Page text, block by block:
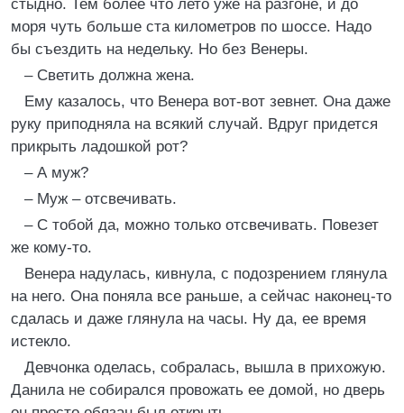
стыдно. Тем более что лето уже на разгоне, и до
моря чуть больше ста километров по шоссе. Надо
бы съездить на недельку. Но без Венеры.
– Светить должна жена.
Ему казалось, что Венера вот-вот зевнет. Она даже
руку приподняла на всякий случай. Вдруг придется
прикрыть ладошкой рот?
– А муж?
– Муж – отсвечивать.
– С тобой да, можно только отсвечивать. Повезет
же кому-то.
Венера надулась, кивнула, с подозрением глянула
на него. Она поняла все раньше, а сейчас наконец-то
сдалась и даже глянула на часы. Ну да, ее время
истекло.
Девчонка оделась, собралась, вышла в прихожую.
Данила не собирался провожать ее домой, но дверь